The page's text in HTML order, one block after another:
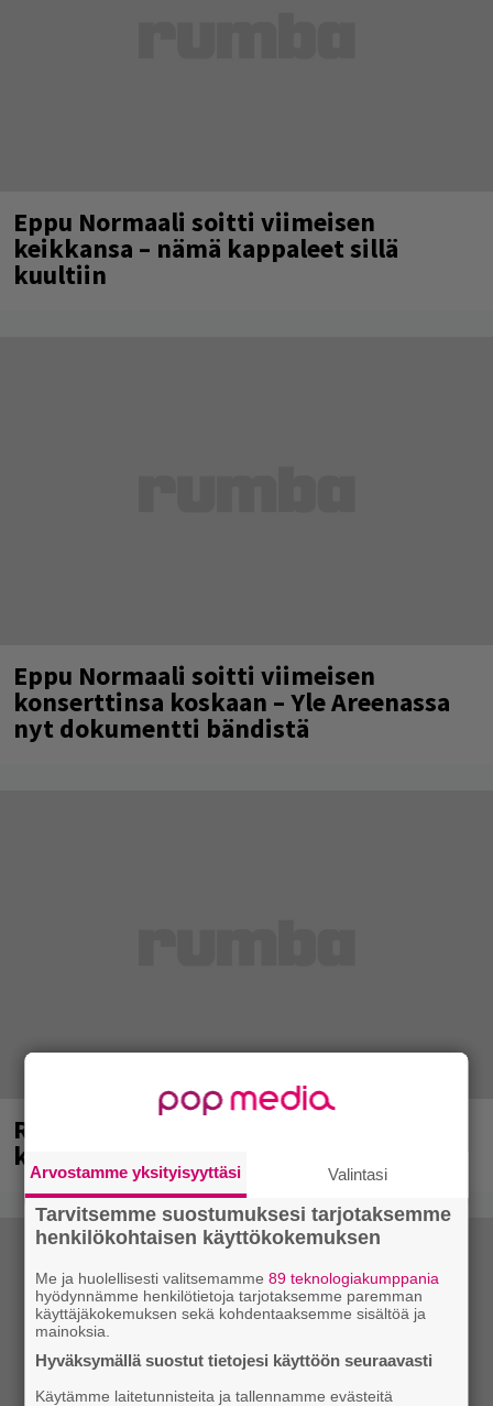
Eppu Normaali soitti viimeisen
keikkansa – nämä kappaleet sillä
kuultiin
Eppu Normaali soitti viimeisen
konserttinsa koskaan – Yle Areenassa
nyt dokumentti bändistä
Rushin Neil Peartista ilmestyy ensi
kuussa dokumentti
Arvostamme yksityisyyttäsi Valintasi
Tarvitsemme suostumuksesi tarjotaksemme
henkilökohtaisen käyttökokemuksen
Me ja huolellisesti valitsemamme89 teknologiakumppania
hyödynnämme henkilötietoja tarjotaksemme paremman
käyttäjäkokemuksen sekä kohdentaaksemme sisältöä ja
mainoksia.
Hyväksymällä suostut tietojesi käyttöön seuraavasti
Käytämme laitetunnisteita ja tallennamme evästeitä